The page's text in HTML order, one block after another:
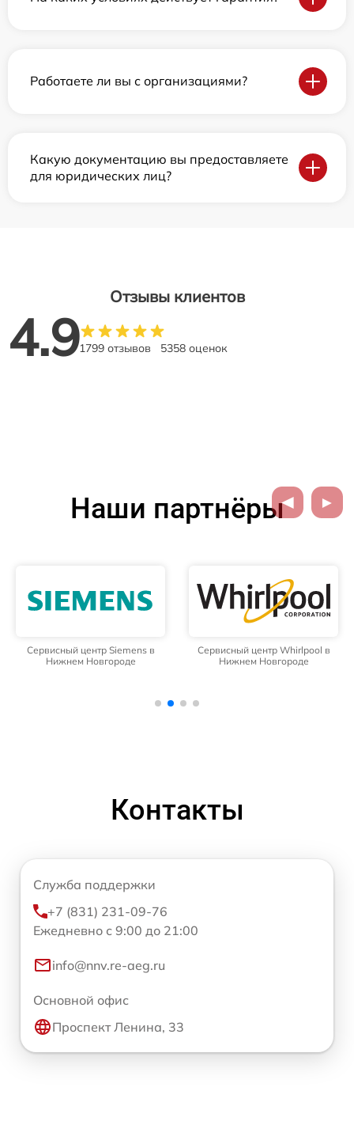
Работаете ли вы с организациями?
Какую документацию вы предоставляете
для юридических лиц?
Отзывы клиентов
4.91799 отзывов 5358 оценок
Наши партнёры
Сервисный центр Siemens в
Нижнем Новгороде
Сервисный центр Whirlpool в
Нижнем Новгороде
Контакты
Служба поддержки
+7 (831) 231-09-76
Ежедневно с 9:00 до 21:00
info@nnv.re-aeg.ru
Основной офис
Проспект Ленина, 33